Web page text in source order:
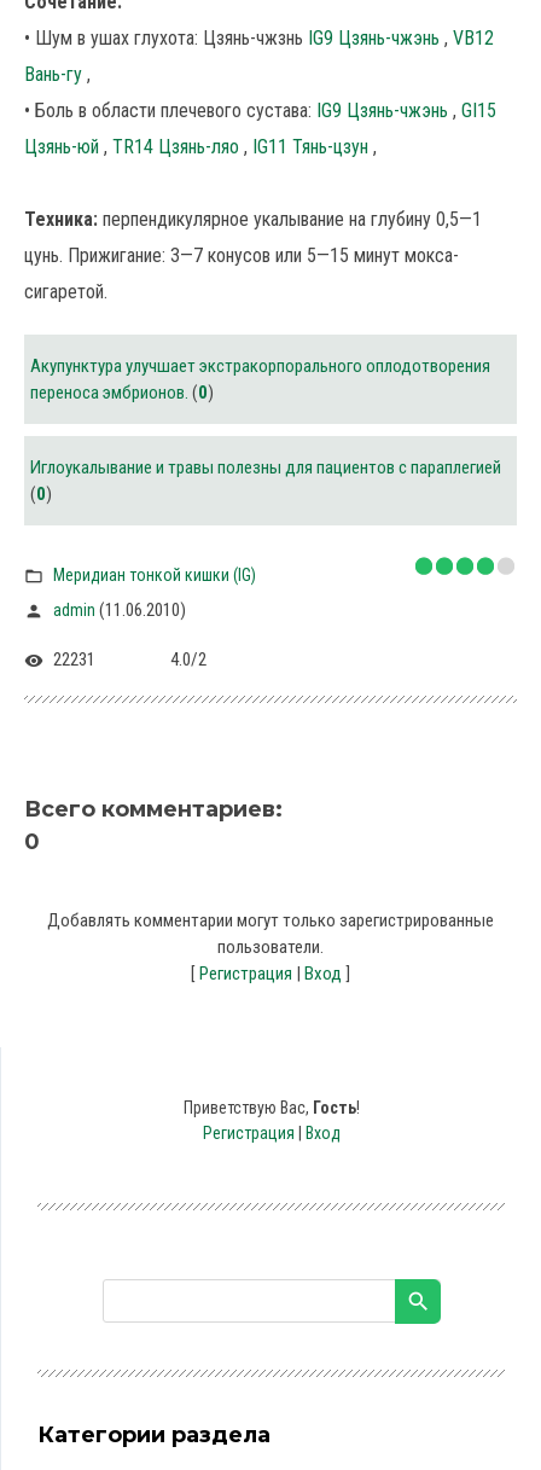
• Шум в ушах глухота: Цзянь-чжзнь IG9 Цзянь-чжэнь , VB12
Вань-гу ,
• Боль в области плечевого сустава: IG9 Цзянь-чжэнь , GI15
Цзянь-юй , TR14 Цзянь-ляо , IG11 Тянь-цзун ,
Техника: перпендикулярное укалывание на глубину 0,5—1
цунь. Прижигание: 3—7 конусов или 5—15 минут мокса-
сигаретой.
Акупунктура улучшает экстракорпорального оплодотворения
переноса эмбрионов. (0)
Иглоукалывание и травы полезны для пациентов с параплегией
(0)
Меридиан тонкой кишки (IG)
admin (11.06.2010)
22231 4.0/2
Всего комментариев:
0
Добавлять комментарии могут только зарегистрированные
пользователи.
[Регистрация | Вход ]
Приветствую Вас, Гость!
Регистрация
Вход
Категории раздела